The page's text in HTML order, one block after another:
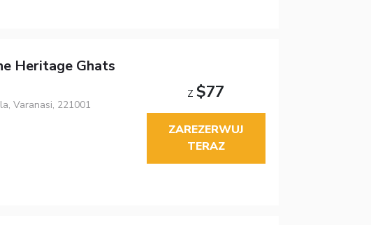
Heritage Ghats
Varanasi, 221001
Z$77
ZAREZERWUJ
TERAZ